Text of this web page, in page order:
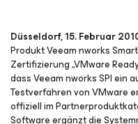
Düsseldorf, 15. Februar
Produkt Veeam nworks
Zertifizierung „VMware
dass Veeam nworks SPI ein
Testverfahren von VMware
offiziell im
Software ergänzt die